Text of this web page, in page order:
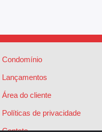
Condomínio
Lançamentos
Área do cliente
Políticas de privacidade